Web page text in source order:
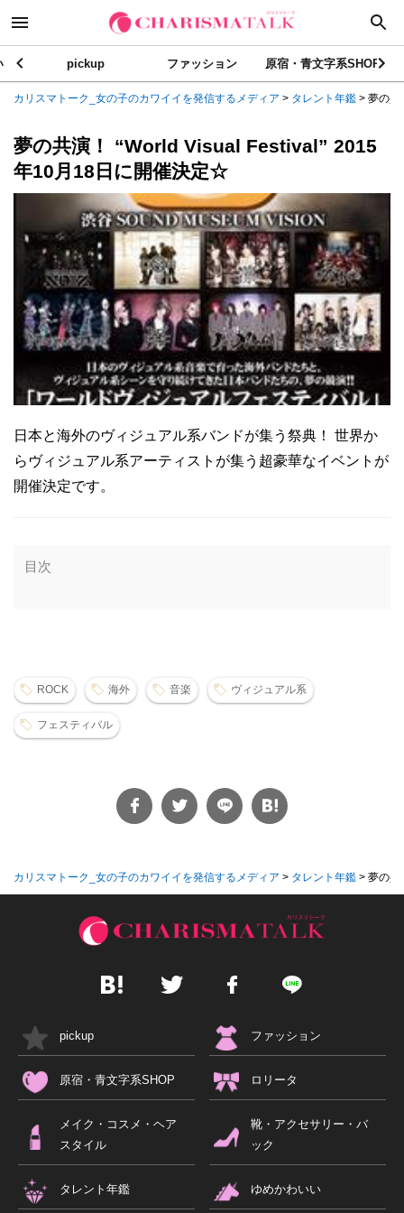
pickup ファッション 原宿・青文字系SHOP
カリスマトーク_女の子のカワイイを発信するメディア > タレント年鑑 > 夢の共
夢の共演！ “World Visual Festival” 2015
年10月18日に開催決定☆
日本と海外のヴィジュアル系バンドが集う祭典！ 世界か
らヴィジュアル系アーティストが集う超豪華なイベントが
開催決定です。
目次
ROCK 海外 音楽 ヴィジュアル系
フェスティバル
カリスマトーク_女の子のカワイイを発信するメディア > タレント年鑑 > 夢の共
pickup ファッション
原宿・青文字系SHOP ロリータ
メイク・コスメ・ヘア
スタイル
靴・アクセサリー・バ
ック
タレント年鑑 ゆめかわいい